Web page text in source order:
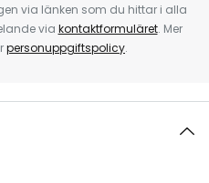
via länken som du hittar i alla
via kontaktformuläret. Mer
personuppgiftspolicy.